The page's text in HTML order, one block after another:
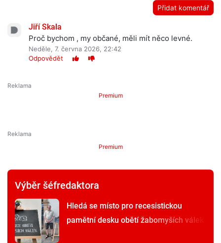
Přidat komentář
Jiří Skala
Proč bychom , my občané, měli mít něco levné.
Neděle, 7. června 2026, 22:42
Odpovědět
Premium
Premium
Výběr šéfredaktora
Hledá se místo pro recesistickou
pamětní desku obětí žabomyších válek